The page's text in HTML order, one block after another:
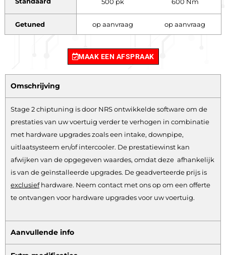
Getuned op aanvraag op aanvraag
MAAK EEN AFSPRAAK
Omschrijving
Stage 2 chiptuning is door NRS ontwikkelde software om de
prestaties van uw voertuig verder te verhogen in combinatie
met hardware upgrades zoals een intake, downpipe,
uitlaatsysteem en/of intercooler. De prestatiewinst kan
afwijken van de opgegeven waardes, omdat deze afhankelijk
is van de geïnstalleerde upgrades. De geadverteerde prijs is
exclusiefhardware. Neem contact met ons op om een offerte
te ontvangen voor hardware upgrades voor uw voertuig.
Aanvullende info